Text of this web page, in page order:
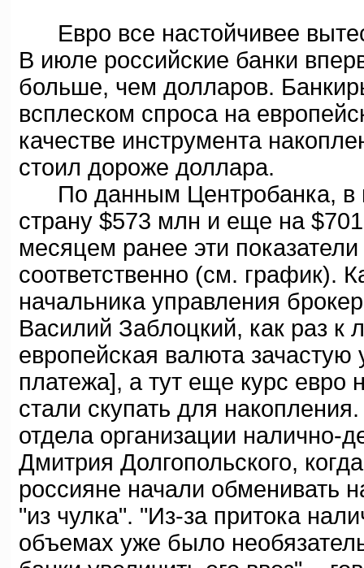
Евро все настойчивее
В июле российские банки
больше, чем долларов.
всплеском спроса на
качестве инструмента
стоил дороже доллара.
По данным Центробанка, в
страну $573 млн и еще на
месяцем ранее эти
соответственно (см. график).
начальника управления
Василий Заблоцкий, как раз к
европейская валюта зачастую
платежа], а тут еще курс евро
стали скупать для
отдела организации
Дмитрия Долгопольского,
россияне начали обменивать
"из чулка". "Из-за притока
объемах уже было